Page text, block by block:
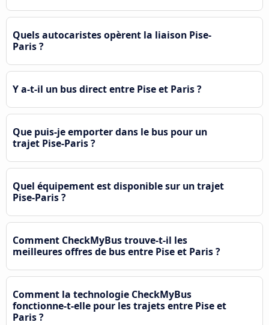
Quels autocaristes opèrent la liaison Pise-
Paris ?
Y a-t-il un bus direct entre Pise et Paris ?
Que puis-je emporter dans le bus pour un
trajet Pise-Paris ?
Quel équipement est disponible sur un trajet
Pise-Paris ?
Comment CheckMyBus trouve-t-il les
meilleures offres de bus entre Pise et Paris ?
Comment la technologie CheckMyBus
fonctionne-t-elle pour les trajets entre Pise et
Paris ?